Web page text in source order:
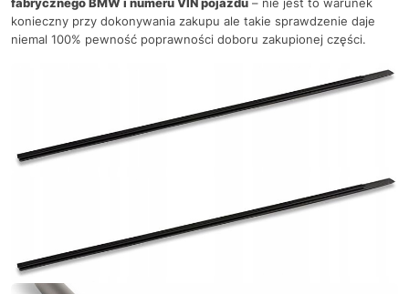
konieczny przy dokonywania zakupu ale takie sprawdzenie daje
niemal 100% pewność poprawności doboru zakupionej części.